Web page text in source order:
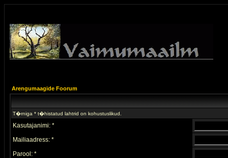
Arengumaagide Foorum
T�rniga * t�histatud lahtrid on kohustuslikud.
Kasutajanimi: *
Mailiaadress: *
Parool: *